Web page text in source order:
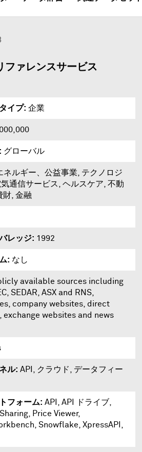
ファレンスサービス
イプ 企業
グローバル
ネルギー、公益事業, テクノロジ
通信サービス, ヘルスケア, 不動
財, 金融
レッジ 1992
なし
available sources including
SEDAR, ASX and RNS,
company websites, direct
websites and news
ル API, クラウド, データフィー
フォーム API API ドライブ
Price Viewer,
Snowflake XpressAPI